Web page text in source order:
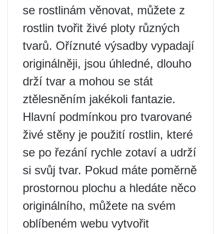
se rostlinám věnovat, můžete z
rostlin tvořit živé ploty různých
tvarů. Oříznuté výsadby vypadají
originálněji, jsou úhledné, dlouho
drží tvar a mohou se stát
ztělesněním jakékoli fantazie.
Hlavní podmínkou pro tvarované
živé stěny je použití rostlin, které
se po řezání rychle zotaví a udrží
si svůj tvar. Pokud máte poměrně
prostornou plochu a hledáte něco
originálního, můžete na svém
oblíbeném webu vytvořit